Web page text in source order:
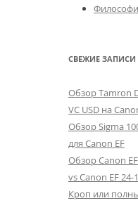
СВЕЖИЕ ЗАПИСИ
Обзор Tamron
VC USD на
Обзор Sigma
для Canon EF
Обзор Canon
vs Canon EF 24-
Кроп или